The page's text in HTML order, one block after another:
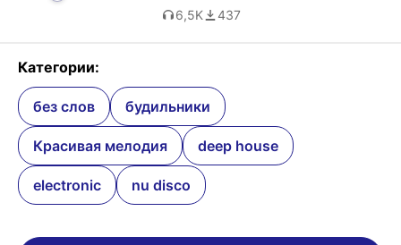
6,5K 437
Категории:
без слов будильники
Красивая мелодия deep house
electronic nu disco